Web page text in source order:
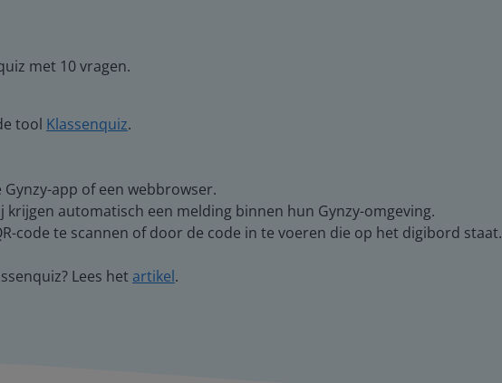
met 10 vragen.
tool Klassenquiz.
app of een webbrowser.
automatisch een melding binnen hun Gynzy-omgeving.
code te scannen of door de code in te voeren die op het digibord staat.
Lees het artikel.